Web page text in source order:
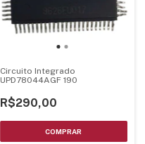
Circuito Integrado
UPD78044AGF 190
R$290,00